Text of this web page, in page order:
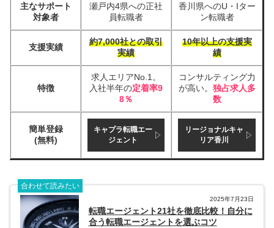
主なサポート
対象者
瀬戸内4県への正社
員転職者
香川県へのU・Iター
ン転職者
支援実績
約7,000社との取引
実績
10年以上の支援実
績
特徴
求人エリアNo.1。
入社半年の定着率9
8％
コンサルティング力
が高い。 独占求人多
数
簡単登録
(無料)
キャプラ転職エー
ジェント
リージョナルキャ
リア香川
合わせて読みたい
2025年7月23日
転職エージェント21社を徹底比較！自分に
合う転職エージェントを選ぶコツ